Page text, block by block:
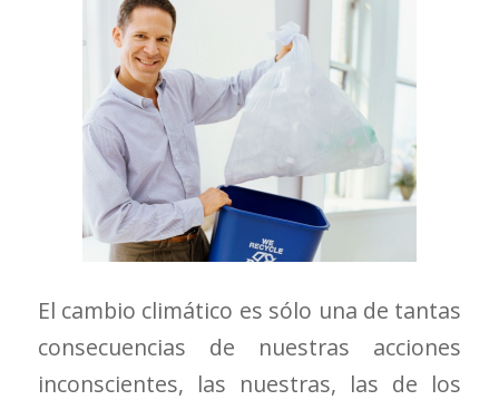
El cambio climático es sólo una de tantas
consecuencias de nuestras acciones
inconscientes, las nuestras, las de los